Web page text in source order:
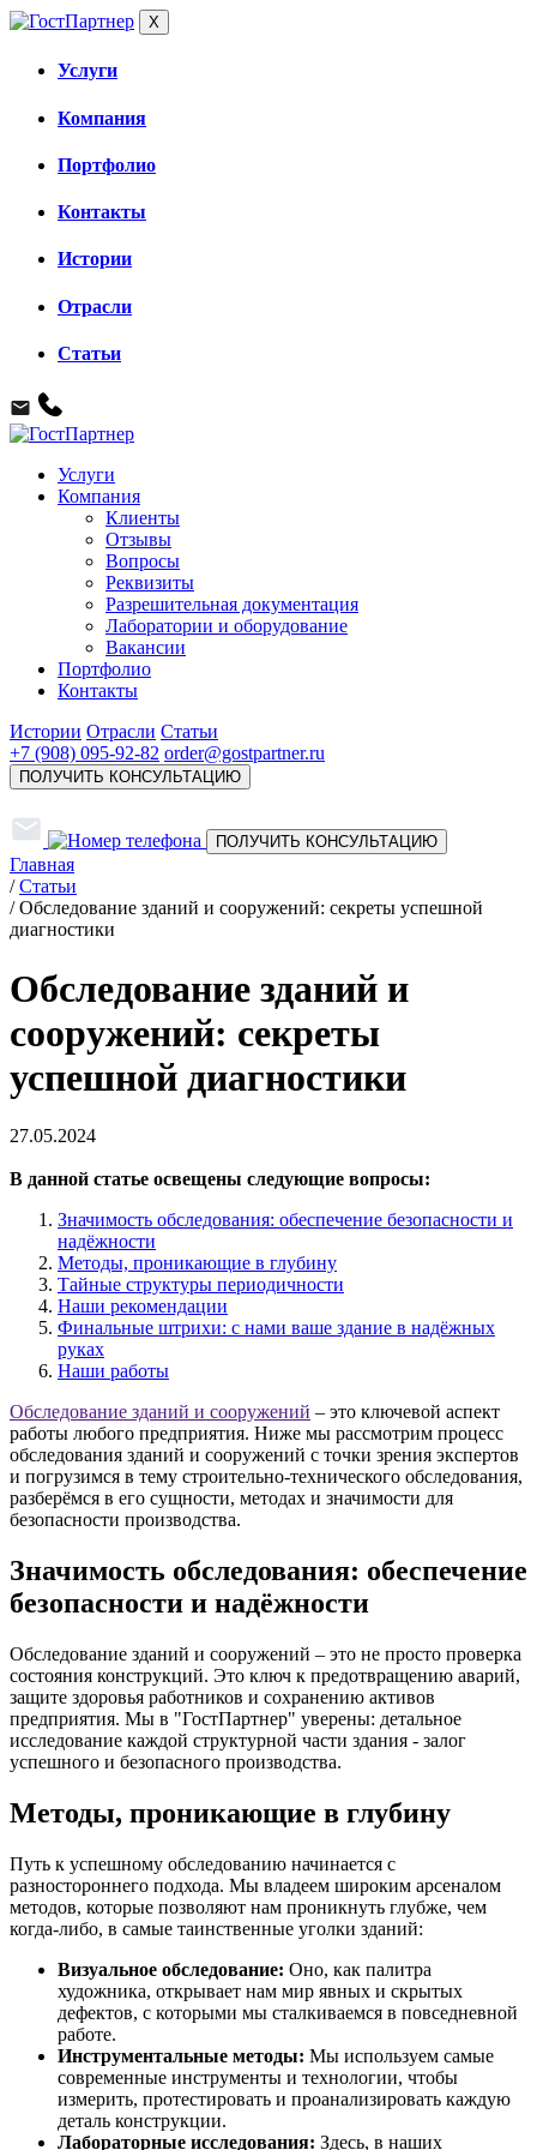
X
Услуги
Компания
Портфолио
Контакты
Истории
Отрасли
Статьи
Услуги
Компания
Клиенты
Отзывы
Вопросы
Реквизиты
Разрешительная документация
Лаборатории и оборудование
Вакансии
Портфолио
Контакты
Истории Отрасли Статьи
+7 (908) 095-92-82 order@gostpartner.ru
ПОЛУЧИТЬ КОНСУЛЬТАЦИЮ
ПОЛУЧИТЬ КОНСУЛЬТАЦИЮ
Главная
/ Статьи
/ Обследование зданий и сооружений: секреты успешной
диагностики
Обследование зданий и
сооружений: секреты
успешной диагностики
27.05.2024
В данной статье освещены следующие вопросы:
Значимость обследования: обеспечение безопасности и
надёжности
Методы, проникающие в глубину
Тайные структуры периодичности
Наши рекомендации
Финальные штрихи: с нами ваше здание в надёжных
руках
Наши работы
Обследование зданий и сооружений – это ключевой аспект
работы любого предприятия. Ниже мы рассмотрим процесс
обследования зданий и сооружений с точки зрения экспертов
и погрузимся в тему строительно-технического обследования,
разберёмся в его сущности, методах и значимости для
безопасности производства.
Значимость обследования: обеспечение
безопасности и надёжности
Обследование зданий и сооружений – это не просто проверка
состояния конструкций. Это ключ к предотвращению аварий,
защите здоровья работников и сохранению активов
предприятия. Мы в "ГостПартнер" уверены: детальное
исследование каждой структурной части здания - залог
успешного и безопасного производства.
Методы, проникающие в глубину
Путь к успешному обследованию начинается с
разностороннего подхода. Мы владеем широким арсеналом
методов, которые позволяют нам проникнуть глубже, чем
когда-либо, в самые таинственные уголки зданий:
Визуальное обследование: Оно, как палитра
художника, открывает нам мир явных и скрытых
дефектов, с которыми мы сталкиваемся в повседневной
работе.
Инструментальные методы: Мы используем самые
современные инструменты и технологии, чтобы
измерить, протестировать и проанализировать каждую
деталь конструкции.
Лабораторные исследования: Здесь, в наших